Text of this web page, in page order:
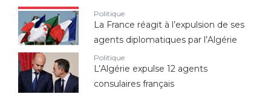
Politique
La France réagit à l’expulsion de ses
agents diplomatiques par l’Algérie
Politique
L’Algérie expulse 12 agents
consulaires français